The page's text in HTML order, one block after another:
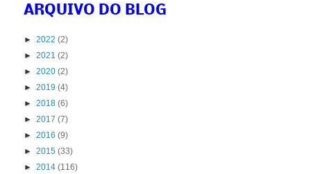
ARQUIVO DO BLOG
► 2022 (2)
► 2021 (2)
► 2020 (2)
► 2019 (4)
► 2018 (6)
► 2017 (7)
► 2016 (9)
► 2015 (33)
► 2014 (116)